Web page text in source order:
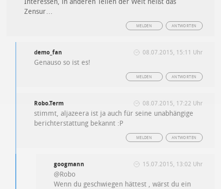
Zensur…
ANTWORTEN
MELDEN
demo_fan 08.07.2015, 15:11 Uhr
Genauso so ist es!
ANTWORTEN
MELDEN
Robo.Term 08.07.2015, 17:22 Uhr
stimmt, aljazeera ist ja auch für seine unabhängige
berichterstattung bekannt :P
ANTWORTEN
MELDEN
googmann 15.07.2015, 13:02 Uhr
@Robo
Wenn du geschwiegen hättest , wärst du ein